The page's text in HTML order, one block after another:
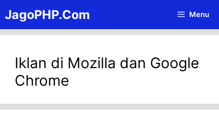
to
content
JagoPHP.Com Menu
Iklan di Mozilla dan Google
Chrome